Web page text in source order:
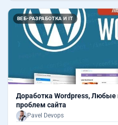
ВЕБ-РАЗРАБОТКА И IT
Доработка Wordpress, Любые
проблем сайта
Pavel Devops